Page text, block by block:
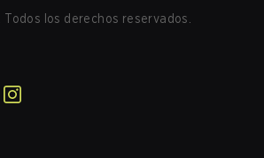
Todos los derechos reservados.